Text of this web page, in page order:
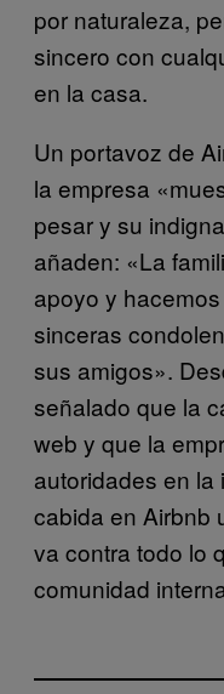
por naturaleza,
sincero con
en la casa.
Un portavoz de
la empresa
pesar y su
añaden: «La
apoyo y
sinceras
sus amigos».
señalado que la
web y que la
autoridades en
cabida en Airbnb
va contra todo lo
comunidad